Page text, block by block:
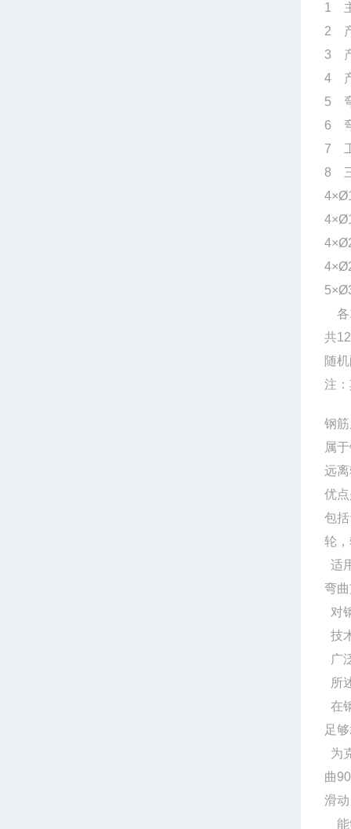
1
2
3
4
5
6
7
8
各
共
随
注
钢
属
远
优
包
轮
适
弯
对
技
广
所
在
足
为
曲
滑
能